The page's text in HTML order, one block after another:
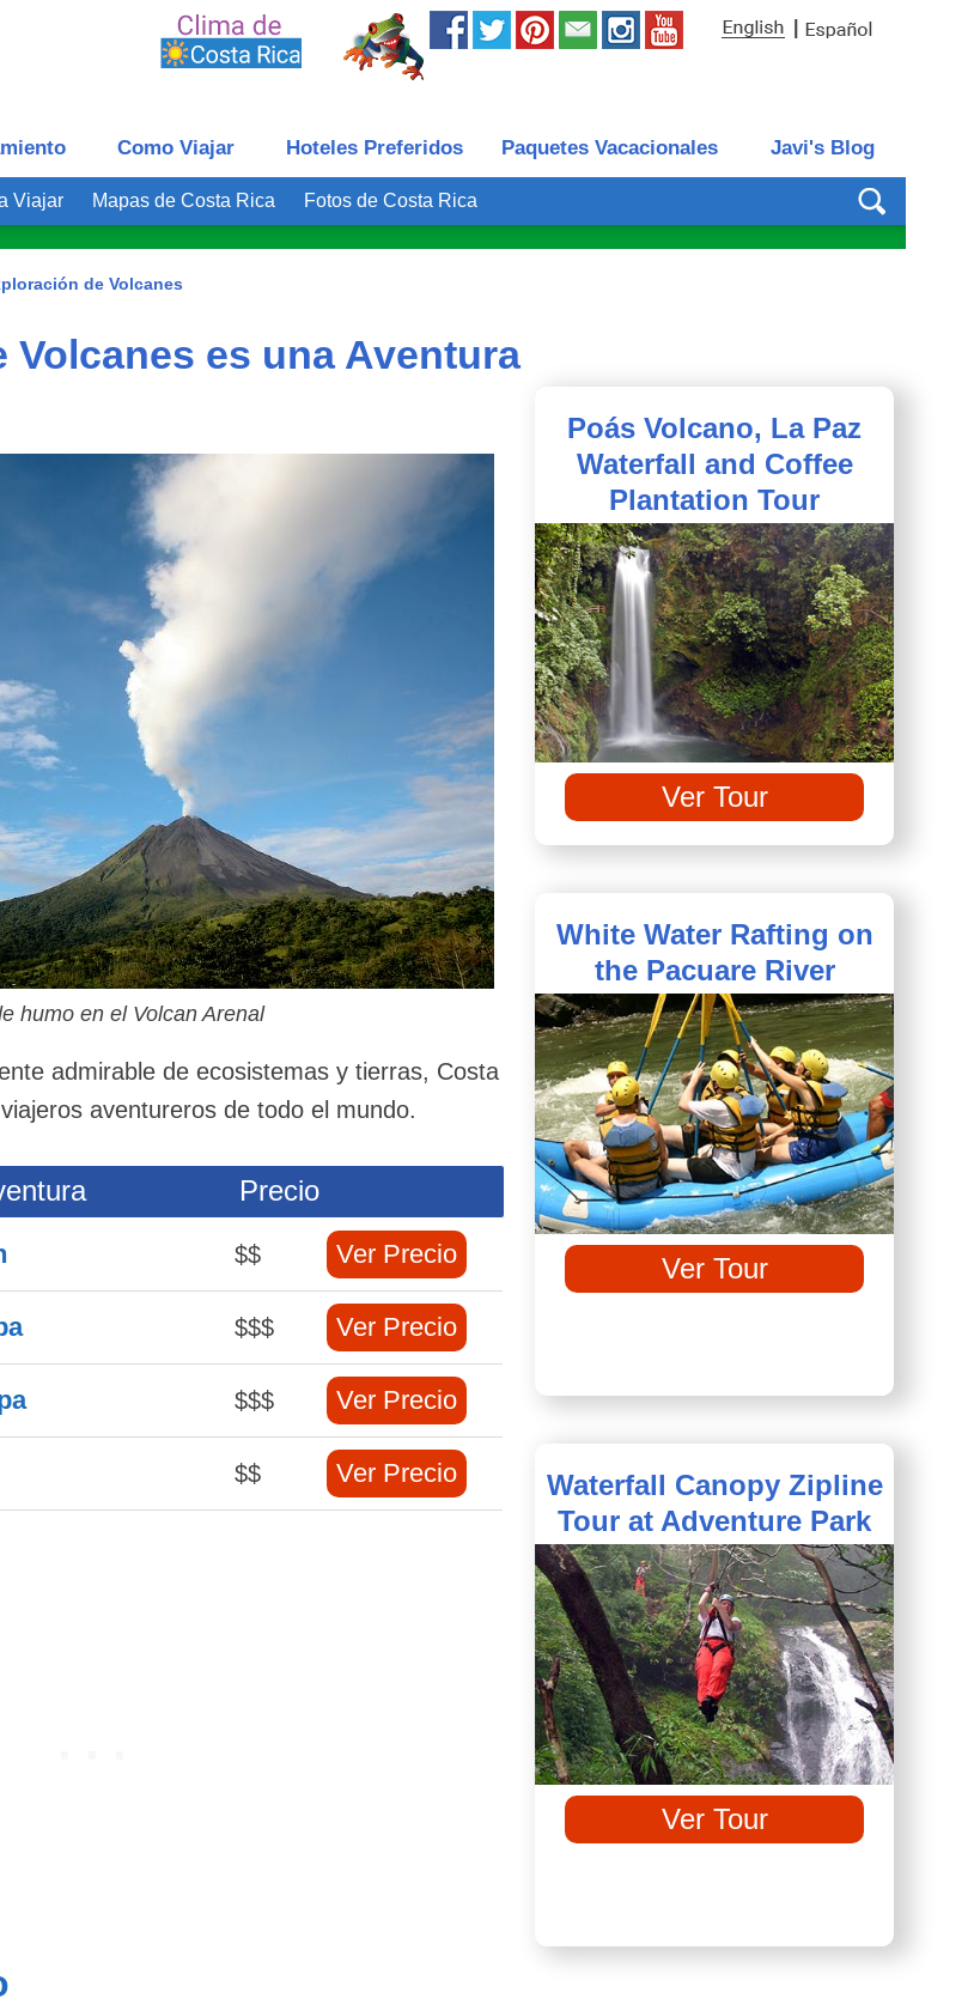
Como Viajar Hoteles Preferidos Paquetes Vacacionales Javi's Blog
Viajar Mapas de Costa Rica Fotos de Costa Rica
de Volcanes
Volcanes es una Aventura
humo en el Volcan Arenal
admirable de ecosistemas y tierras, Costa
aventureros de todo el mundo.
Precio
$$ Ver Precio
$$$ Ver Precio
$$$ Ver Precio
$$ Ver Precio
Poás Volcano, La Paz
Waterfall and Coffee
Plantation Tour
Ver Tour
White Water Rafting on
the Pacuare River
Ver Tour
Waterfall Canopy Zipline
Tour at Adventure Park
Ver Tour